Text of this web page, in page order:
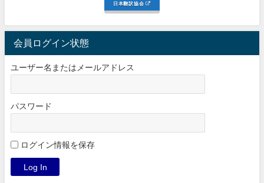
日本翻訳協会
会員ログイン状態
ユーザー名またはメールアドレス
パスワード
ログイン情報を保存